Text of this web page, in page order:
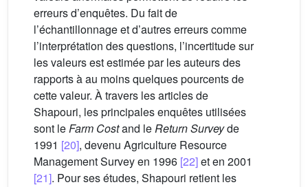
erreurs d’enquêtes. Du fait de
l’échantillonnage et d’autres erreurs comme
l’interprétation des questions, l’incertitude sur
les valeurs est estimée par les auteurs des
rapports à au moins quelques pourcents de
cette valeur. À travers les articles de
Shapouri, les principales enquêtes utilisées
sont leFarm Costand leReturn Surveyde
1991 [20], devenu Agriculture Resource
Management Survey en 1996 [22]et en 2001
[21]. Pour ses études, Shapouri retient les